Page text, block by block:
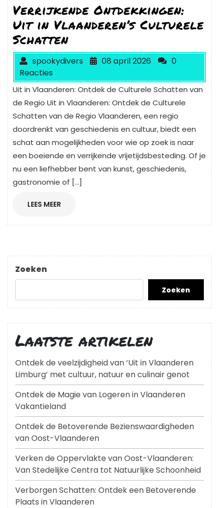
Verrijkende Ontdekkingen:
Uit in Vlaanderen’s Culturele
Schatten
spookydivers 08 april 2026
0
Reacties
Uit in Vlaanderen: Ontdek de Culturele Schatten van
de Regio Uit in Vlaanderen: Ontdek de Culturele
Schatten van de Regio Vlaanderen, een regio
doordrenkt van geschiedenis en cultuur, biedt een
schat aan mogelijkheden voor wie op zoek is naar
een boeiende en verrijkende vrijetijdsbesteding. Of je
nu een liefhebber bent van kunst, geschiedenis,
gastronomie of […]
LEES MEER
Zoeken
Zoeken
Laatste artikelen
Ontdek de veelzijdigheid van ‘Uit in Vlaanderen
Limburg’ met cultuur, natuur en culinair genot
Ontdek de Magie van Logeren in Vlaanderen
Vakantieland
Ontdek de Betoverende Bezienswaardigheden
van Oost-Vlaanderen
Verken de Oppervlakte van Oost-Vlaanderen:
Van Stedelijke Centra tot Natuurlijke Schoonheid
Verborgen Schatten: Ontdek een Betoverende
Plaats in Vlaanderen